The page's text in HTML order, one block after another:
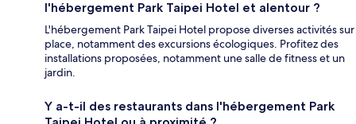
l'hébergement Park Taipei Hotel et alentour ?
L'hébergement Park Taipei Hotel propose diverses activités sur
place, notamment des excursions écologiques. Profitez des
installations proposées, notamment une salle de fitness et un
jardin.
Y a-t-il des restaurants dans l'hébergement Park